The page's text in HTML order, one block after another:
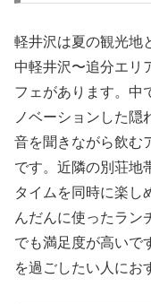
軽井沢は夏の観光地
中軽井沢〜追分エリ
フェがあります。中
ノベーションした隠
音を聞きながら飲む
です。近隣の別荘地
タイムを同時に楽し
んだんに使ったラン
でも満足度が高いで
を過ごしたい人にお